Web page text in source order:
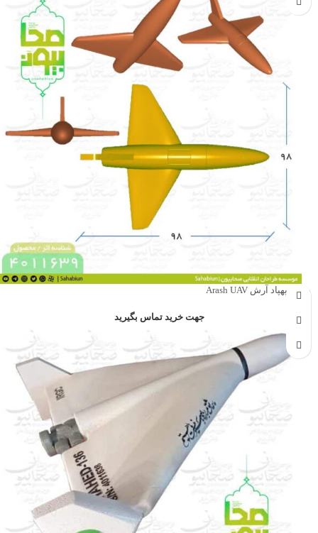
ماکت پهپاد آرش Arash UAV
جهت خرید تماس بگیرید